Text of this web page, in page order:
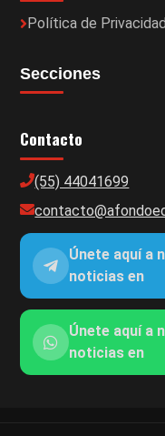
Política de Privacidad
Secciones
Contacto
(55) 44041699
Únete aquí a
noticias en
Únete aquí a
noticias en